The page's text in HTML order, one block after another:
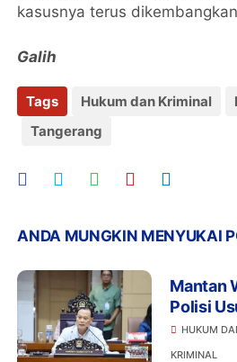
kasusnya terus
Galih
Tags Hukum dan Kriminal
Tangerang
ANDA MUNGKIN MENYUKAI
Mantan
Polisi
Bigmo
Umur
HUKUM
KRIMINAL